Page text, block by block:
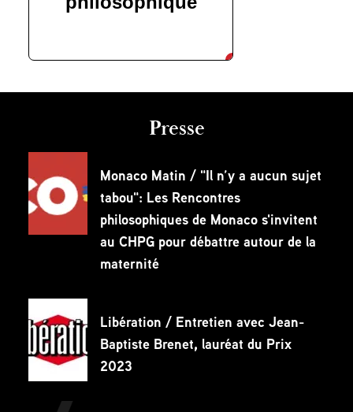
Presse
Monaco Matin / "Il n’y a aucun sujet
tabou": Les Rencontres
philosophiques de Monaco s'invitent
au CHPG pour débattre autour de la
maternité
Libération / Entretien avec Jean-
Baptiste Brenet, lauréat du Prix
2023